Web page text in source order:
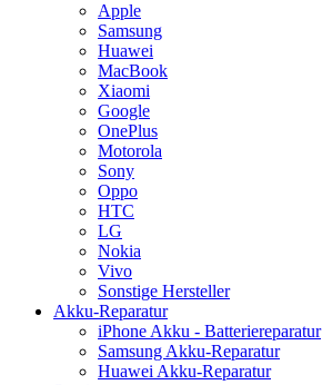
Apple
Samsung
Huawei
MacBook
Xiaomi
Google
OnePlus
Motorola
Sony
Oppo
HTC
LG
Nokia
Vivo
Sonstige Hersteller
Akku-Reparatur
iPhone Akku - Batteriereparatur
Samsung Akku-Reparatur
Huawei Akku-Reparatur